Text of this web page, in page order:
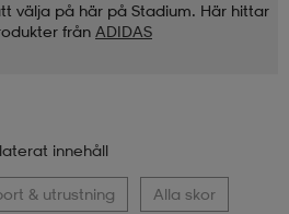
välja på här på Stadium. Här hittar
från ADIDAS
innehåll
& utrustning Alla skor